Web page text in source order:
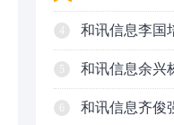
响，主力正在
和讯信息李国
反转？还是反
5 和讯信息余兴
稳了吗？
和讯信息齐俊